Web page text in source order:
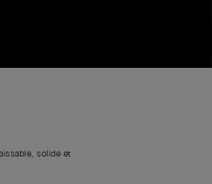
solide et